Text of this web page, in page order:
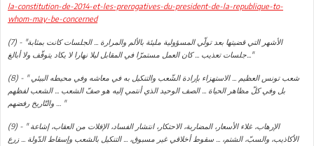
la-constitution-de-2014-et-les-prerogatives-du-president-de-la-republique-to-
whom-may-be-concerned
(7) - "الأشهر التي قضيتها بعد تولّي المسؤولية مليئة بالألم والمرارة ... الجلسات كانت بمثابة
جلسات تعذيب ... كان العمل مستمرّا في المقابل ليلا نهارا لا يكاد يتوقّف ولا أبالغ..."
(8) - " شعب تونس العظيم ... الاستهزاء بإرادة الشّعب والتنكيل به في معاشه وفي محيطه البيئي
بل وفي كلّ مظاهر الحياة ... الصف الوحيد الذي أنتمي إليه هو صفّ الشعب ... الشعب لفظهم
والتّاريخ رفضهم … "
(9) - " الإرهاب، غلاء الأسعار، المضاربة، الاحتكار، انتشار الفساد، الإفلات من العقاب، إشاعة
الأكاذيب، والسبّ، الشتم، ... سقوط أخلاقي غير مسبوق، ... التنكيل بالشعب وإسقاط الدّولة ... زرع